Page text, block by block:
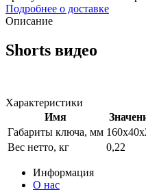
Подробнее о доставке
Описание
Shorts видео
Характеристики
Имя
Габариты ключа, мм
Вес нетто, кг
0,22
Информация
О нас